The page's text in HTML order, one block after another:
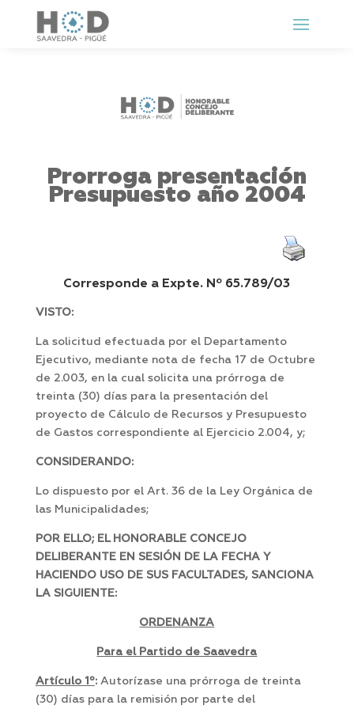
Prorroga presentación
Presupuesto año 2004
Corresponde a Expte. Nº 65.789/03
VISTO:
La solicitud efectuada por el Departamento
Ejecutivo, mediante nota de fecha 17 de Octubre
de 2.003, en la cual solicita una prórroga de
treinta (30) días para la presentación del
proyecto de Cálculo de Recursos y Presupuesto
de Gastos correspondiente al Ejercicio 2.004, y;
CONSIDERANDO:
Lo dispuesto por el Art. 36 de la Ley Orgánica de
las Municipalidades;
POR ELLO; EL HONORABLE CONCEJO
DELIBERANTE EN SESIÓN DE LA FECHA Y
HACIENDO USO DE SUS FACULTADES, SANCIONA
LA SIGUIENTE:
ORDENANZA
Para el Partido de Saavedra
Artículo 1º:Autorízase una prórroga de treinta
(30) días para la remisión por parte del